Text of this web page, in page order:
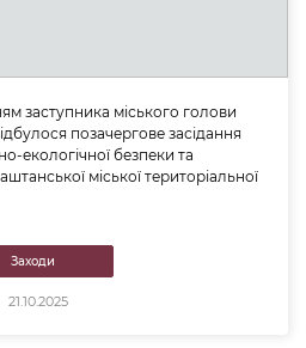
заступника міського голови
позачергове засідання
екологічної безпеки та
міської територіальної
Заходи
21.10.2025